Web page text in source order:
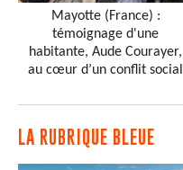
Mayotte (France) :
témoignage d'une
habitante, Aude Courayer,
au cœur d’un conflit social
LA RUBRIQUE BLEUE